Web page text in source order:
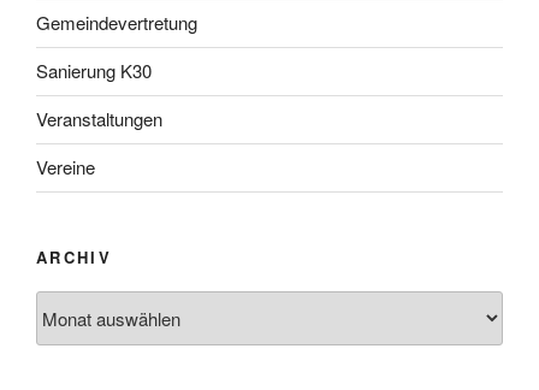
Gemeindevertretung
Sanierung K30
Veranstaltungen
Vereine
ARCHIV